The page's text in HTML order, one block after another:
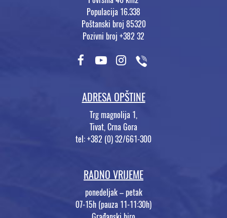
Populacija 16.338
Poštanski broj 85320
Pozivni broj +382 32
ADRESA OPŠTINE
Trg magnolija 1,
Tivat, Crna Gora
tel: +382 (0) 32/661-300
RADNO VRIJEME
ponedeljak – petak
07-15h (pauza 11-11:30h)